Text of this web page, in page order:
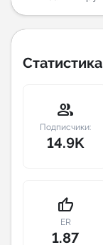
Индекс
Newgroup
Подписчики:
14.9K
thumb_up
ER
1.87